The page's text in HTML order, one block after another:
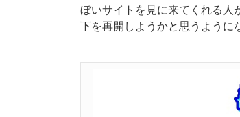
ぼいサイトを見に来てくれる人
下を再開しようかと思うように